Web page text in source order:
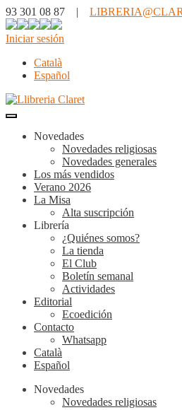
93 301 08 87 |
Iniciar sesión
Català
Español
Novedades
Novedades religiosas
Novedades generales
Los más vendidos
Verano 2026
La Misa
Alta suscripción
Librería
¿Quiénes somos?
La tienda
El Club
Boletín semanal
Actividades
Editorial
Ecoedición
Contacto
Whatsapp
Català
Español
Novedades
Novedades religiosas